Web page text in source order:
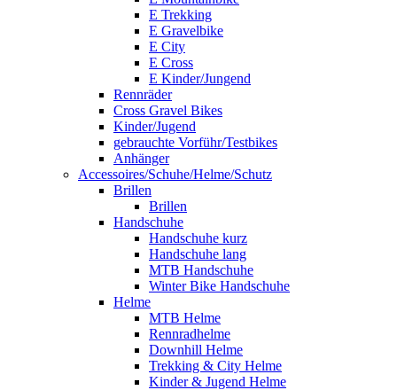
E Trekking
E Gravelbike
E City
E Cross
E Kinder/Jungend
Rennräder
Cross Gravel Bikes
Kinder/Jugend
gebrauchte Vorführ/Testbikes
Anhänger
Accessoires/Schuhe/Helme/Schutz
Brillen
Brillen
Handschuhe
Handschuhe kurz
Handschuhe lang
MTB Handschuhe
Winter Bike Handschuhe
Helme
MTB Helme
Rennradhelme
Downhill Helme
Trekking & City Helme
Kinder & Jugend Helme